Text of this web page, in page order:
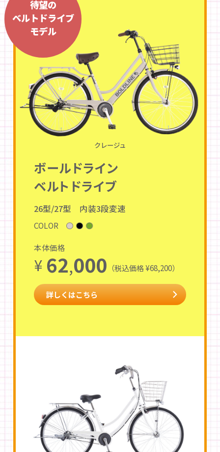
待望の
ベルトドライブ
モデル
クレージュ
ボールドライン
ベルトドライブ
26型/27型 内装3段変速
COLOR
本体価格
¥ 62,000 （税込価格 ¥68,200）
詳しくはこちら